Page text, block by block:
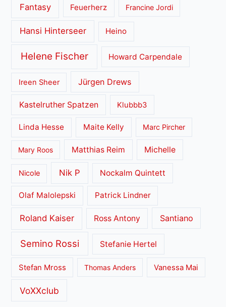
Fantasy Feuerherz Francine Jordi
Hansi Hinterseer Heino
Helene Fischer Howard Carpendale
Ireen Sheer Jürgen Drews
Kastelruther Spatzen Klubbb3
Linda Hesse Maite Kelly Marc Pircher
Mary Roos Matthias Reim Michelle
Nicole Nik P Nockalm Quintett
Olaf Malolepski Patrick Lindner
Roland Kaiser Ross Antony Santiano
Semino Rossi Stefanie Hertel
Stefan Mross Thomas Anders Vanessa Mai
VoXXclub